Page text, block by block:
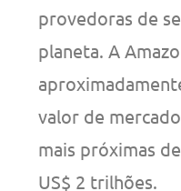
provedoras de
planeta. A
valor de
mais próximas
US$ 2 trilhões.